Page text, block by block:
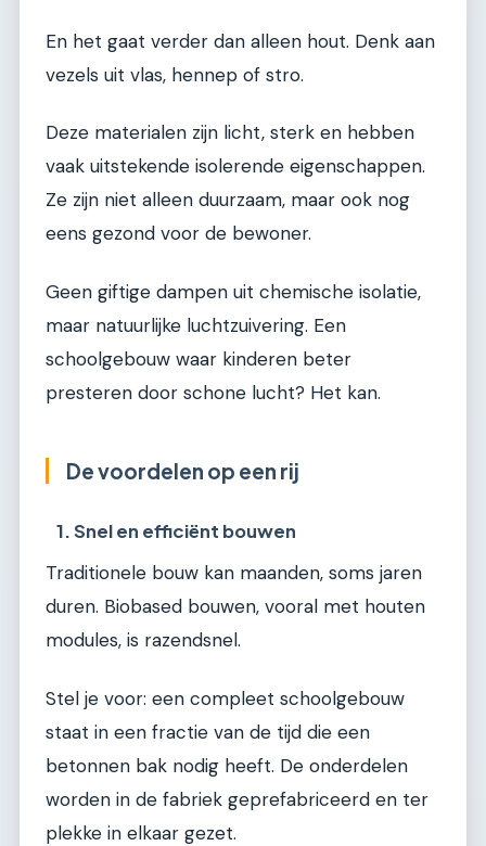
En het gaat verder dan alleen hout. Denk aan
vezels uit vlas, hennep of stro.
Deze materialen zijn licht, sterk en hebben
vaak uitstekende isolerende eigenschappen.
Ze zijn niet alleen duurzaam, maar ook nog
eens gezond voor de bewoner.
Geen giftige dampen uit chemische isolatie,
maar natuurlijke luchtzuivering. Een
schoolgebouw waar kinderen beter
presteren door schone lucht? Het kan.
De voordelen op een rij
1. Snel en efficiënt bouwen
Traditionele bouw kan maanden, soms jaren
duren. Biobased bouwen, vooral met houten
modules, is razendsnel.
Stel je voor: een compleet schoolgebouw
staat in een fractie van de tijd die een
betonnen bak nodig heeft. De onderdelen
worden in de fabriek geprefabriceerd en ter
plekke in elkaar gezet.